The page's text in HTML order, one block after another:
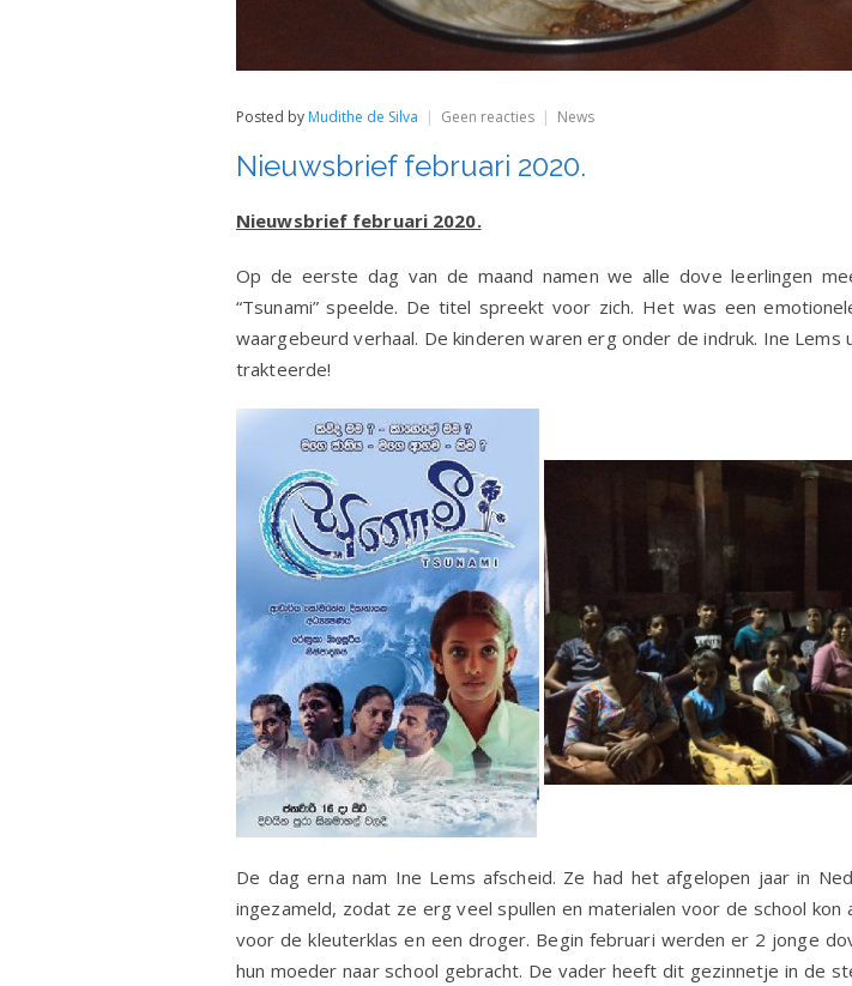
Posted by Mudithe de Silva Geen reactiesop
februari
2020.
News
Nieuwsbrief februari 2020.
Nieuwsbrief februari 2020.
Op de eerste dag van de maand namen we alle dove leerlingen
“Tsunami” speelde. De titel spreekt voor zich. Het was een
waargebeurd verhaal. De kinderen waren erg onder de indruk. Ine Lems
trakteerde!
De dag erna nam Ine Lems afscheid. Ze had het afgelopen jaar in
ingezameld, zodat ze erg veel spullen en materialen voor de school kon
voor de kleuterklas en een droger. Begin februari werden er 2 jonge
hun moeder naar school gebracht. De vader heeft dit gezinnetje in de